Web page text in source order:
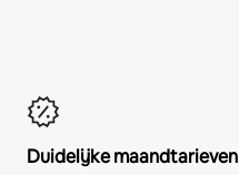
Duidelijke maandtarieven